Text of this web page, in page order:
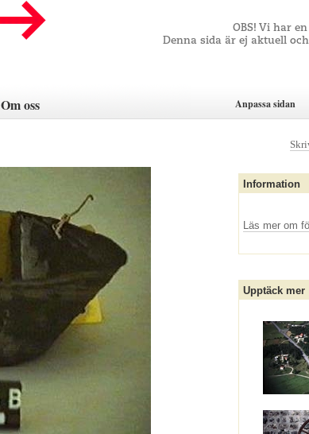
OBS! Vi har
Denna sida är ej aktuell
Om oss Anpassa sidan
Information
Läs mer om
Upptäck mer